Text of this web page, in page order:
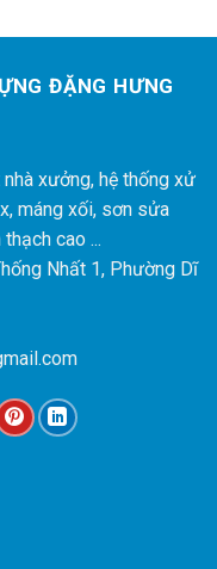
ĐẶNG HƯNG
xưởng, hệ thống xử
máng xối, sơn sửa
cao ...
Nhất 1, Phường Dĩ